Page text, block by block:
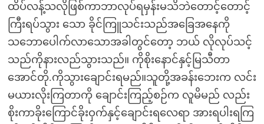
ထိပ်လန့်သလိုဖြစ်ကာဘာလုပ်ရမှန်းမသိဘဲတောင့်တောင့်
ကြီးရပ်သွား သော ခိုင်ကြူသင်းသည်အခြေအနေကို
သဘောပေါက်လာသောအခါတွင်တော့ ဘယ် လိုလုပ်သင့်
သည်ကိုနားလည်သွားသည်။ ကိုစိုးနောင်နှင့်မြသီတာ
အောင်တို.ကိုသွားချောင်းရမည်။သူတို့အခန်းဘေးက လင်း
မယားလိုးကြတာကို ချောင်းကြည့်စဉ်က လူမိမည် လည်း
စိုးကာခိုးကြောင်ခိုးဝှက်နှင့်ချောင်းရလေရာ အားရပါးရကြ